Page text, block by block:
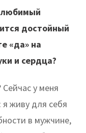
любимый
достойный
«да» на
и сердца?
у меня
живу для себя
в мужчине,